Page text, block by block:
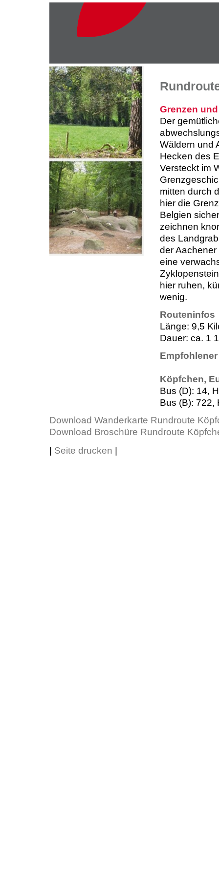
Grenzen
Der
Wäldern und
Hecken des
Versteckt im
mitten durch
hier die
Belgien
zeichnen
des
der
eine
hier ruhen,
wenig.
Routeninfos
Länge: 9,5
Dauer: ca. 1
Köpfchen,
Bus (D): 14,
Bus (B): 722,
Download Wanderkarte Rundroute
Download Broschüre Rundroute
Seite drucken